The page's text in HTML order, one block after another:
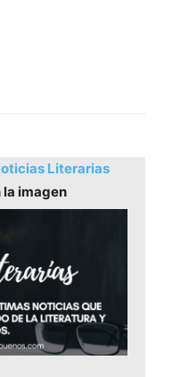
Literarias
la imagen